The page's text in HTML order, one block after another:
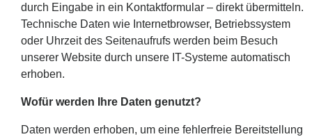
durch Eingabe in ein Kontaktformular – direkt übermitteln.
Technische Daten wie Internetbrowser, Betriebssystem
oder Uhrzeit des Seitenaufrufs werden beim Besuch
unserer Website durch unsere IT-Systeme automatisch
erhoben.
Wofür werden Ihre Daten genutzt?
Daten werden erhoben, um eine fehlerfreie Bereitstellung